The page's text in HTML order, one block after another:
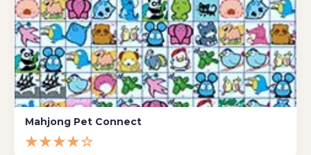
Mahjong Pet Connect
★★★★☆